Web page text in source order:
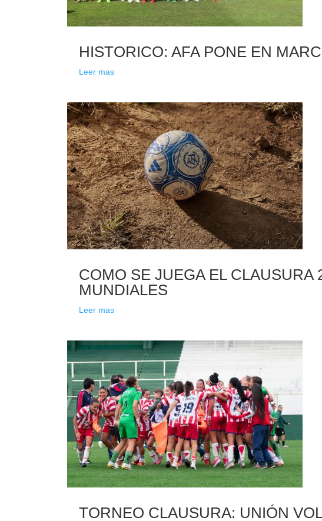
HISTORICO: AFA PONE EN
Leer mas
COMO SE JUEGA EL CLAUSURA
MUNDIALES
Leer mas
TORNEO CLAUSURA: UNIÓN